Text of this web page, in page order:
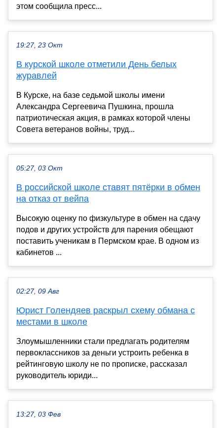
этом сообщила пресс...
19:27, 23 Окт
В курской школе отметили День белых
журавлей
В Курске, на базе седьмой школы имени
Александра Сергеевича Пушкина, прошла
патриотическая акция, в рамках которой члены
Совета ветеранов войны, труд...
05:27, 03 Окт
В российской школе ставят пятёрки в обмен
на отказ от вейпа
Высокую оценку по физкультуре в обмен на сдачу
подов и других устройств для парения обещают
поставить ученикам в Пермском крае. В одном из
кабинетов ...
02:27, 09 Авг
Юрист Голендяев раскрыл схему обмана с
местами в школе
Злоумышленники стали предлагать родителям
первоклассников за деньги устроить ребенка в
рейтинговую школу не по прописке, рассказал
руководитель юриди...
13:27, 03 Фев